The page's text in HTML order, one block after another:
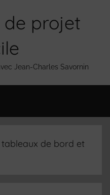
de projet
Jean-Charles Savornin
tableaux de bord et